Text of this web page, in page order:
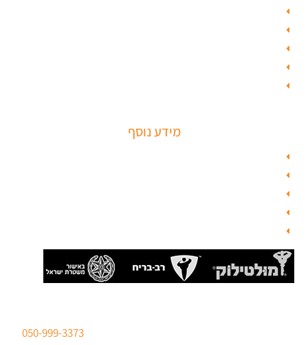
ציפוי דלתות
טפט לדלת פלדלת
טפט לפלדלת
ציפוי דלתות פנים
מנעולים חכמים
מידע נוסף
מפת האתר
צור קשר
בלוג תל אביב
מנעולן
בלוג
050-999-3373